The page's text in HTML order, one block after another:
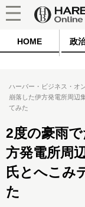
HOME 政
ハーバー・ビジネス・オ
崩落した伊方発電所周辺
てみた
2度の豪雨
方発電所周
氏とへこみ
た